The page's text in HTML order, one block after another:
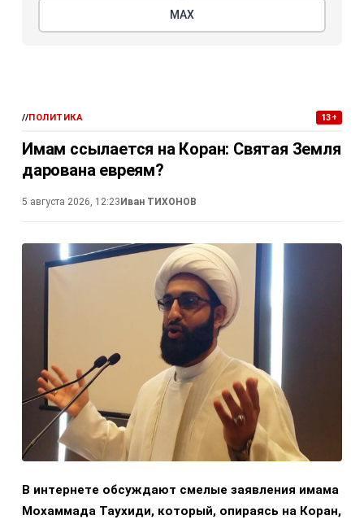
МАХ
//ПОЛИТИКА 13+
Имам ссылается на Коран: Святая Земля
дарована евреям?
5 августа 2026, 12:23 Иван ТИХОНОВ
В интернете обсуждают смелые заявления имама
Мохаммада Таухиди, который, опираясь на Коран,